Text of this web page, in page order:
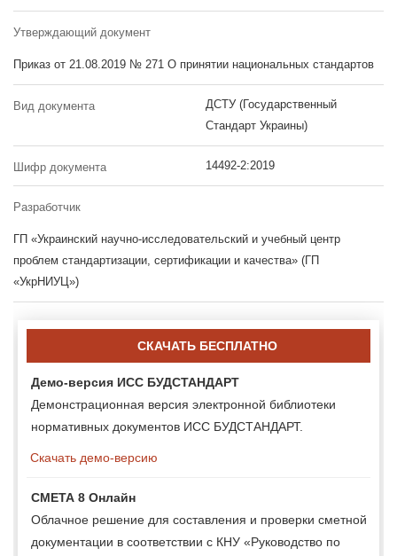
Утверждающий документ
Приказ от 21.08.2019 № 271 О принятии национальных стандартов
Вид документа
ДСТУ (Государственный
Стандарт Украины)
Шифр документа 14492-2:2019
Разработчик
ГП «Украинский научно-исследовательский и учебный центр
проблем стандартизации, сертификации и качества» (ГП
«УкрНИУЦ»)
СКАЧАТЬ БЕСПЛАТНО
Демо-версия ИСС БУДСТАНДАРТ
Демонстрационная версия электронной библиотеки
нормативных документов ИСС БУДСТАНДАРТ.
Скачать демо-версию
СМЕТА 8 Онлайн
Облачное решение для составления и проверки сметной
документации в соответствии с КНУ «Руководство по